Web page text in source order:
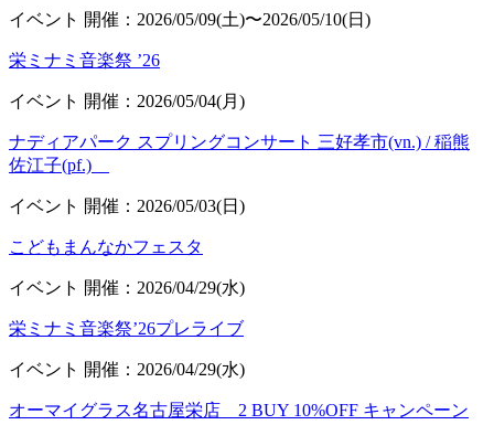
イベント 開催：2026/05/09(土)〜2026/05/10(日)
栄ミナミ音楽祭 ’26
イベント 開催：2026/05/04(月)
ナディアパーク スプリングコンサート 三好孝市(vn.) / 稲熊
佐江子(pf.)
イベント 開催：2026/05/03(日)
こどもまんなかフェスタ
イベント 開催：2026/04/29(水)
栄ミナミ音楽祭’26プレライブ
イベント 開催：2026/04/29(水)
オーマイグラス名古屋栄店 2 BUY 10%OFF キャンペーン